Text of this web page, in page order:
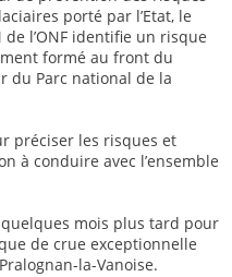
porté par l’Etat, le
de l’ONF identifie un risque
formé au front du
du Parc national de la
préciser les risques et
à conduire avec l’ensemble
mois plus tard pour
de crue exceptionnelle
la-Vanoise.